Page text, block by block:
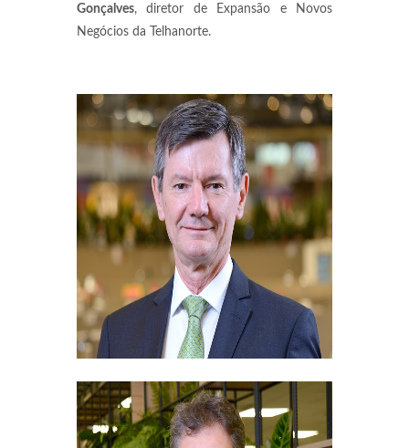
Gonçalves, diretor de Expansão e Novos
Negócios da Telhanorte.